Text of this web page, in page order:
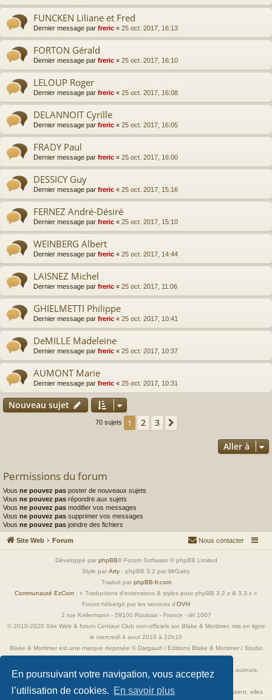
En poursuivant votre navigation, vous acceptez
l’utilisation de cookies. En savoir plus
FUNCKEN Liliane et Fred
Dernier message par freric « 25 oct. 2017, 16:13
FORTON Gérald
Dernier message par freric « 25 oct. 2017, 16:10
LELOUP Roger
Dernier message par freric « 25 oct. 2017, 16:08
DELANNOIT Cyrille
Dernier message par freric « 25 oct. 2017, 16:05
FRADY Paul
Dernier message par freric « 25 oct. 2017, 16:00
DESSICY Guy
Dernier message par freric « 25 oct. 2017, 15:16
FERNEZ André-Désiré
Dernier message par freric « 25 oct. 2017, 15:10
WEINBERG Albert
Dernier message par freric « 25 oct. 2017, 14:44
LAISNEZ Michel
Dernier message par freric « 25 oct. 2017, 11:06
GHIELMETTI Philippe
Dernier message par freric « 25 oct. 2017, 10:41
DeMILLE Madeleine
Dernier message par freric « 25 oct. 2017, 10:37
AUMONT Marie
Dernier message par freric « 25 oct. 2017, 10:31
Nouveau sujet
70 sujets 1 2 3
Aller à
Permissions du forum
Vous ne pouvez pas poster de nouveaux sujets
Vous ne pouvez pas répondre aux sujets
Vous ne pouvez pas modifier vos messages
Vous ne pouvez pas supprimer vos messages
Vous ne pouvez pas joindre des fichiers
Site Web Forum Nous contacter
Développé par phpBB® Forum Software © phpBB Limited
Style par Arty - phpBB 3.2 par MrGaby
Traduit par phpBB-fr.com
Communauté EzCom : « Traductions d'extensions & styles pour phpBB 3.2.x & 3.3.x »
Forum hébergé par les services d’OVH
2 rue Kellermann - 59100 Roubaix - France - tél 1007
© 2010-2020 Site Web & forum Centaur Club non-officiels sur Blake & Mortimer, mis en ligne
le mercredi 4 aout 2010 à 22h10
Blake & Mortimer est une marque deposée © Dargaud / Editions Blake & Mortimer / Studio
Toutes les images incluses dans ces pages sont la propriété exclusive de leurs auteurs,
ayant droits et/ou éditeurs.
Elles ne sont ici qu'à titre de référence ou d'illustration. Si les propriétaires le désirent, elles